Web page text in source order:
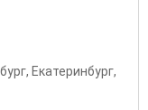
, Екатеринбург,